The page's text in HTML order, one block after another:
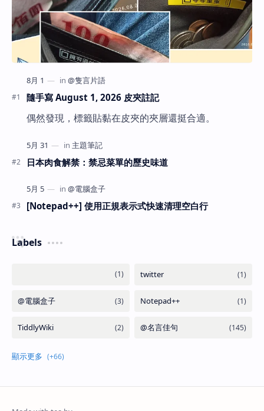
隨手寫 August 1, 2026 皮夾註記
偶然發現，標籤貼黏在皮夾的夾層還挺合適。
日本肉食解禁：禁忌菜單的歷史味道
[Notepad++] 使用正規表示式快速清理空白行
Labels